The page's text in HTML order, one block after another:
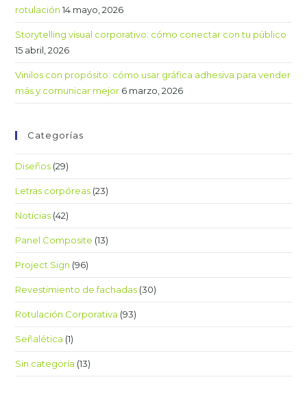
rotulación 14 mayo, 2026
Storytelling visual corporativo: cómo conectar con tu público
15 abril, 2026
Vinilos con propósito: cómo usar gráfica adhesiva para vender
más y comunicar mejor 6 marzo, 2026
Categorías
Diseños (29)
Letras corpóreas (23)
Noticias (42)
Panel Composite (13)
Project Sign (96)
Revestimiento de fachadas (30)
Rotulación Corporativa (93)
Señalética (1)
Sin categoría (13)